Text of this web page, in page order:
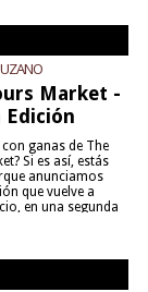
Market -
Edición
con ganas de The
Si es así, estás
anunciamos
que vuelve a
en una segunda